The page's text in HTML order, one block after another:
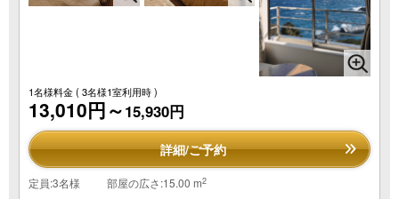
1名様料金( 3名様1室利用時 )
13,010円～15,930円
詳細/ご予約
定員:3名様 部屋の広さ:15.00 m2